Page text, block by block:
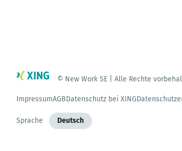
© New Work SE | Alle Rechte
ImpressumAGBDatenschutz bei XING
Sprache Deutsch